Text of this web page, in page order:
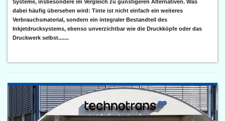
Systeme, insbesondere im Vergleich zu günstigeren Alternativen. Was
dabei häufig übersehen wird: Tinte ist nicht einfach ein weiteres
Verbrauchsmaterial, sondern ein integraler Bestandteil des
Inkjetdrucksystems, ebenso unverzichtbar wie die Druckköpfe oder das
Druckwerk selbst.......